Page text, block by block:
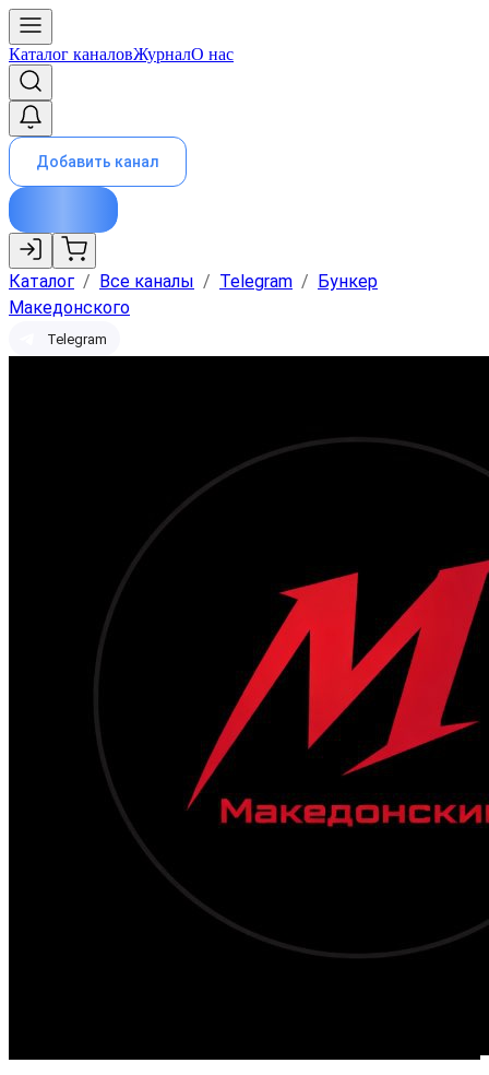
Каталог каналовЖурналО нас
Добавить канал
Каталог / Все каналы / Telegram / Бункер
Македонского
Telegram